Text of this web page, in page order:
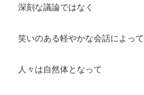
深刻な議論ではなく
笑いのある軽やかな会話によって
人々は自然体となって